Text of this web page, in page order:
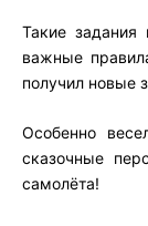
Такие задания
важные
получил новые
Особенно
сказочные
самолёта!